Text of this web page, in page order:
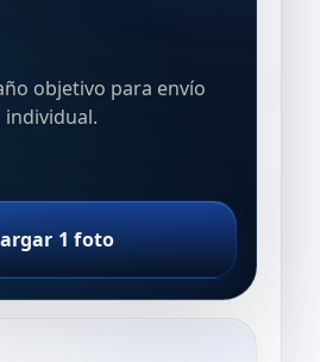
objetivo para envío
1 foto